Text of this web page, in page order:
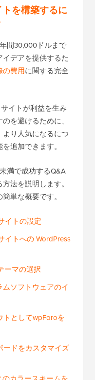
を構築するに
間30,000ドルまで
デアを提供するた
の費用に関する完全
イトが利益を生み
を避けるために、
り人気になるにつ
追加できます。
満で成功するQ&A
法を説明します。
単な概要です。
イトの設定
イトへの WordPress
ーマの選択
ソフトウェアのイ
トとしてwpForoを
ードをカスタマイズ